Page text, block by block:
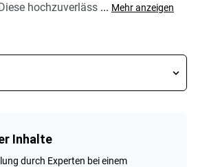
hochzuverläss ... Mehr anzeigen
Inhalte
durch Experten bei einem